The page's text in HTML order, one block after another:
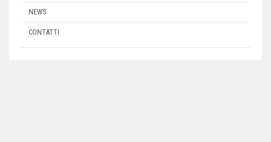
NEWS
CONTATTI